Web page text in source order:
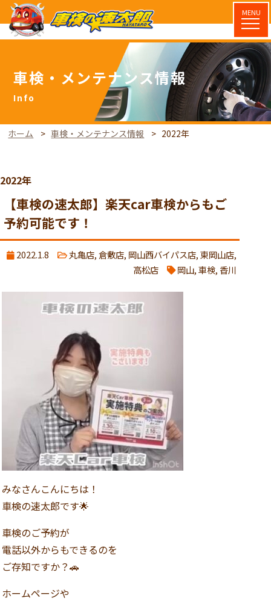
MENU
車検・メンテナンス情報
ホーム 車検・メンテナンス情報 2022年
2022年
【車検の速太郎】楽天car車検からもご
予約可能です！
2022.1.8 丸亀店,倉敷店, 岡山西バイパス店,東岡山店,
高松店
岡山,車検, 香川
みなさんこんにちは！
車検の速太郎です🌟
車検のご予約が
電話以外からもできるのを
ご存知ですか？🚗
ホームページや